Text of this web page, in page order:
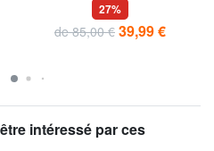
27%
de 85,00 € 39,99 €
intéressé par ces